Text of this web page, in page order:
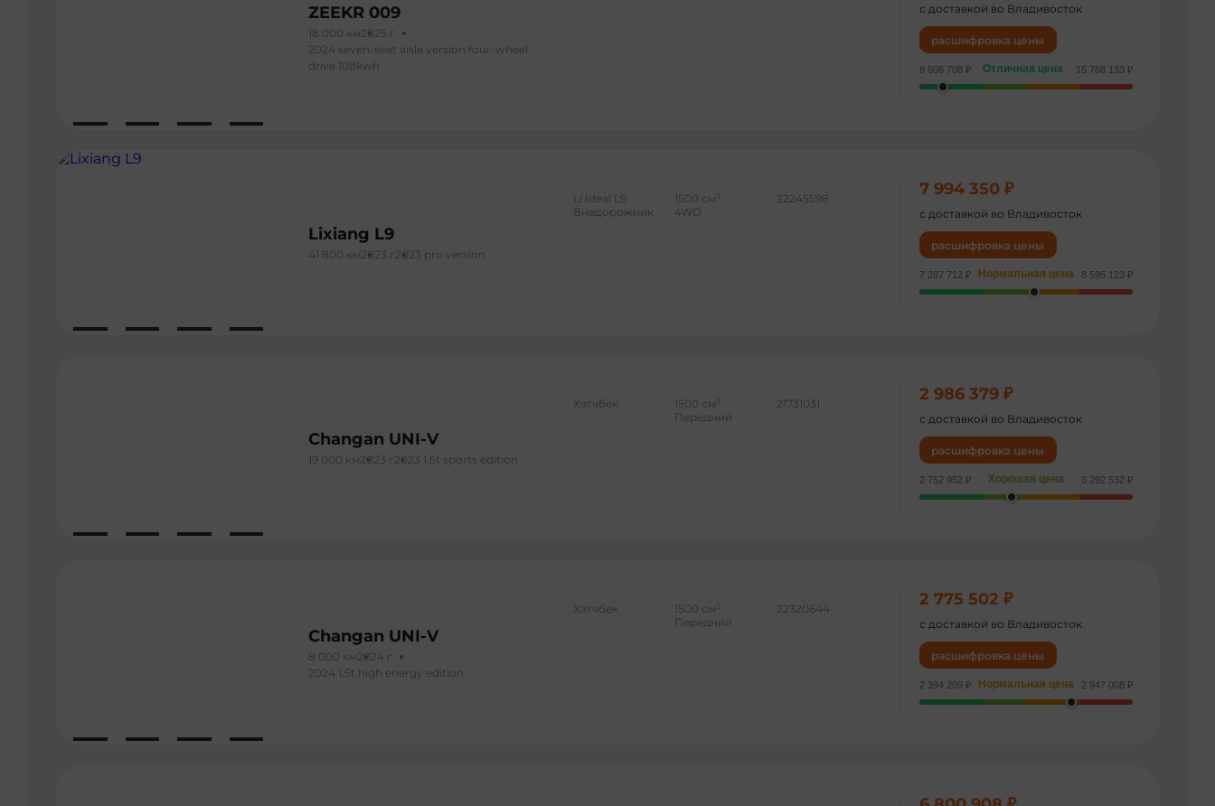
ZEEKR 009
18 000 км2025 г
2024 seven-seat aisle version four-wheel
drive 108kwh
с доставкой во Владивосток
расшифровка цены
8 606 708 ₽ Отличная цена 15 788 133 ₽
Lixiang L9
41 800 км2023 г 2023 pro version
Li Ideal L9
Внедорожник
1500 см 3
4WD
22245598 7 994 350 ₽
с доставкой во Владивосток
расшифровка цены
7 287 712 ₽ Нормальная цена 8 595 123 ₽
Changan UNI-V
19 000 км2023 г 2023 1.5t sports edition
Хэтчбек 1500 см 3
Передний
21731031 2 986 379 ₽
с доставкой во Владивосток
расшифровка цены
2 752 952 ₽ Хорошая цена 3 292 532 ₽
Changan UNI-V
8 000 км2024 г
2024 1.5t high energy edition
Хэтчбек 1500 см 3
Передний
22320644 2 775 502 ₽
с доставкой во Владивосток
расшифровка цены
2 394 209 ₽ Нормальная цена 2 947 008 ₽